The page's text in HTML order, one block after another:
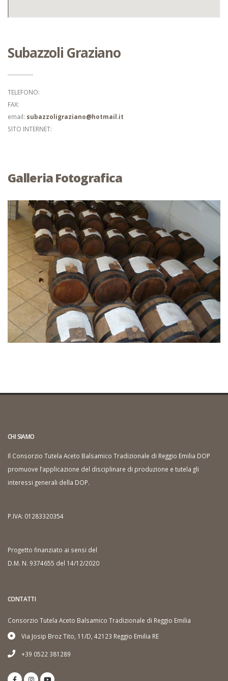
Subazzoli Graziano
TELEFONO:
FAX:
email: subazzoligraziano@hotmail.it
SITO INTERNET:
Galleria Fotografica
CHI SIAMO
Il Consorzio Tutela Aceto Balsamico Tradizionale di Reggio Emilia DOP
promuove l’applicazione del disciplinare di produzione e tutela gli
interessi generali della DOP.
P.IVA: 01283320354
Progetto finanziato ai sensi del
D.M. N. 9374655 del 14/12/2020
CONTATTI
Consorzio Tutela Aceto Balsamico Tradizionale di Reggio Emilia
Via Josip Broz Tito, 11/D, 42123 Reggio Emilia RE
+39 0522 381289